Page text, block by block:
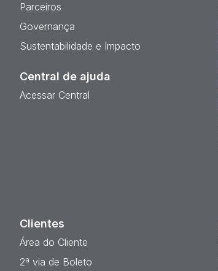
Parceiros
Governança
Sustentabilidade e Impacto
Central de ajuda
Acessar Central
Clientes
Área do Cliente
2ª via de Boleto